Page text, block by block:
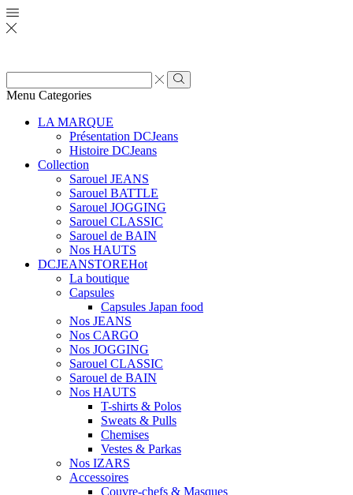
Zone
de
Rechercher
Menu Categories
LA MARQUE
Présentation DCJeans
Histoire DCJeans
Collection
Sarouel JEANS
Sarouel BATTLE
Sarouel JOGGING
Sarouel CLASSIC
Sarouel de BAIN
Nos HAUTS
DCJEANSTOREHot
La boutique
Capsules
Capsules Japan food
Nos JEANS
Nos CARGO
Nos JOGGING
Sarouel CLASSIC
Sarouel de BAIN
Nos HAUTS
T-shirts & Polos
Sweats & Pulls
Chemises
Vestes & Parkas
Nos IZARS
Accessoires
Couvre-chefs & Masques